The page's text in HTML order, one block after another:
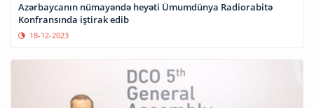
Azərbaycanın nümayəndə heyəti Ümumdünya Radiorabitə
Konfransında iştirak edib
18-12-2023